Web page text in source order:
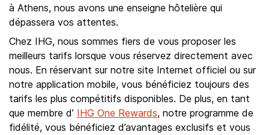
à Athens, nous avons une enseigne hôtelière qui
dépassera vos attentes.
Chez IHG, nous sommes fiers de vous proposer les
meilleurs tarifs lorsque vous réservez directement avec
nous. En réservant sur notre site Internet officiel ou sur
notre application mobile, vous bénéficiez toujours des
tarifs les plus compétitifs disponibles. De plus, en tant
que membre d’ IHG One Rewards, notre programme de
fidélité, vous bénéficiez d’avantages exclusifs et vous